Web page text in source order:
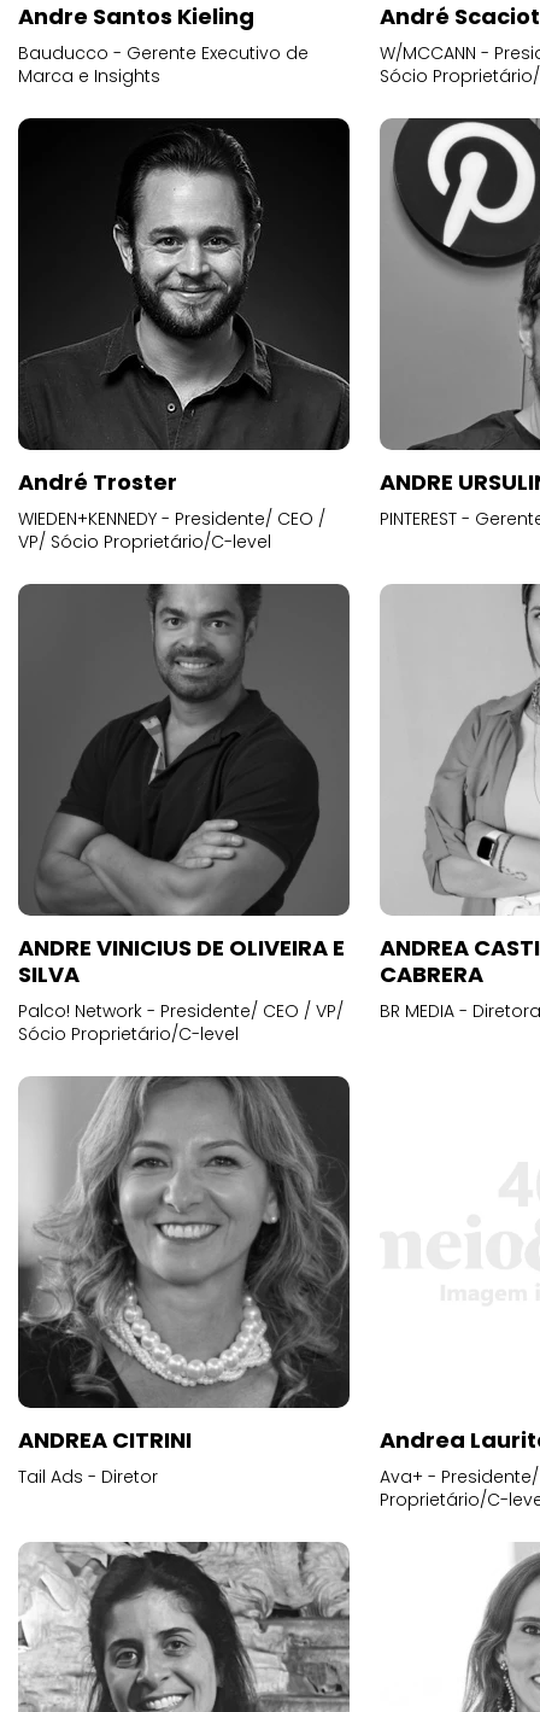
Andre Santos Kieling
Bauducco - Gerente Executivo de
Marca e Insights
André
W/MCCANN -
Sócio
André Troster
WIEDEN+KENNEDY - Presidente/ CEO /
VP/ Sócio Proprietário/C-level
ANDRE
PINTEREST -
ANDRE VINICIUS DE OLIVEIRA E
SILVA
Palco! Network - Presidente/ CEO / VP/
Sócio Proprietário/C-level
ANDREA
CABRERA
BR MEDIA -
ANDREA CITRINI
Tail Ads - Diretor
Andrea
Ava+ -
Proprietário/C-